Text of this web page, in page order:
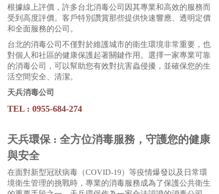
根據線上評價，許多台北消毒公司因其專業和高效的服務而
受到高度評價。客戶特別讚賞那些提供快速響應、透明定價
和全面服務的公司。
台北的消毒公司不僅對於維護城市的衛生環境非常重要，也
對個人和社區的健康保護起著關鍵作用。選擇一家專業可靠
的消毒公司，可以幫助您有效對抗害蟲侵擾，並確保您的生
活空間安全、清潔。
天兵消毒公司
TEL : 0955-684-274
天兵環保 : 全方位消毒服務，守護您的健康
與安全
在面對新型冠狀病毒（COVID-19）等疫情爆發以及日常環
境衛生管理的挑戰時，專業的消毒服務成為了保護公共衛生